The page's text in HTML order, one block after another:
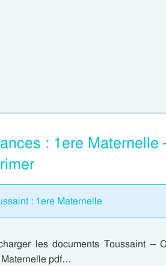
: 1ere Maternelle
: 1ere Maternelle
les documents Toussaint –
Maternelle pdf…